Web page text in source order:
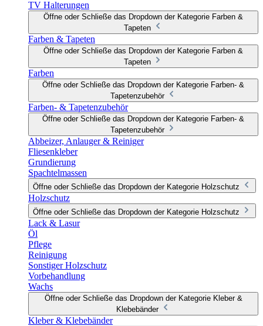
TV Halterungen
Öffne oder Schließe das Dropdown der Kategorie Farben &
Tapeten
Farben & Tapeten
Öffne oder Schließe das Dropdown der Kategorie Farben &
Tapeten
Farben
Öffne oder Schließe das Dropdown der Kategorie Farben- &
Tapetenzubehör
Farben- & Tapetenzubehör
Öffne oder Schließe das Dropdown der Kategorie Farben- &
Tapetenzubehör
Abbeizer, Anlauger & Reiniger
Fliesenkleber
Grundierung
Spachtelmassen
Öffne oder Schließe das Dropdown der Kategorie Holzschutz
Holzschutz
Öffne oder Schließe das Dropdown der Kategorie Holzschutz
Lack & Lasur
Öl
Pflege
Reinigung
Sonstiger Holzschutz
Vorbehandlung
Wachs
Öffne oder Schließe das Dropdown der Kategorie Kleber &
Klebebänder
Kleber & Klebebänder